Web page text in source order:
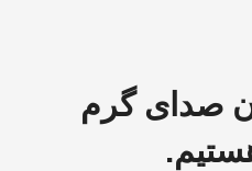
صدای گرم